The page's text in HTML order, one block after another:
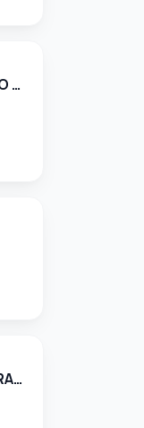
CRISTIANE DOS SANTOS MARIANO 34248553830
D.G. - COMERCIAL E DEDETIZADORA GARCA LTDA